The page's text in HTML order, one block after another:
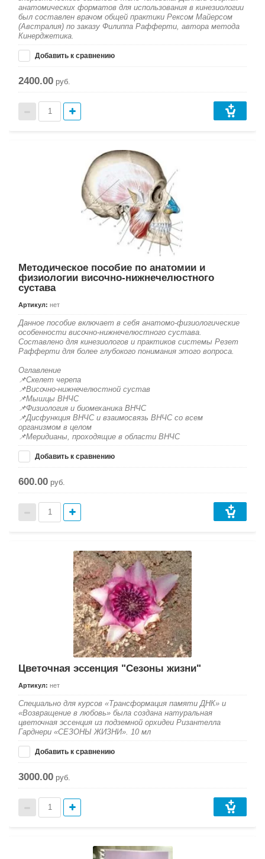
анатомических форматов для использования в кинезиологии
был составлен врачом общей практики Рексом Майерсом
(Австралия) по заказу Филиппа Рафферти, автора метода
Кинерджетика.
Добавить к сравнению
2400.00 руб.
Методическое пособие по анатомии и
физиологии височно-нижнечелюстного
сустава
Артикул: нет
Данное пособие включает в себя анатомо-физиологические
особенности височно-нижнечелюстного сустава.
Составлено для кинезиологов и практиков системы Резет
Рафферти для более глубокого понимания этого вопроса.
Оглавление
📌Скелет черепа
📌Височно-нижнечелюстной сустав
📌Мышцы ВНЧС
📌Физиология и биомеханика ВНЧС
📌Дисфункция ВНЧС и взаимосвязь ВНЧС со всем
организмом в целом
📌Меридианы, проходящие в области ВНЧС
Добавить к сравнению
600.00 руб.
Цветочная эссенция "Сезоны жизни"
Артикул: нет
Специально для курсов «Трансформация памяти ДНК» и
«Возвращение в любовь» была создана натуральная
цветочная эссенция из подземной орхидеи Ризантелла
Гарднери «СЕЗОНЫ ЖИЗНИ». 10 мл
Добавить к сравнению
3000.00 руб.